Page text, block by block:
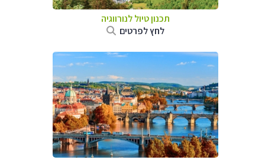
תכנון טיול לנורווגיה
לחץ לפרטים